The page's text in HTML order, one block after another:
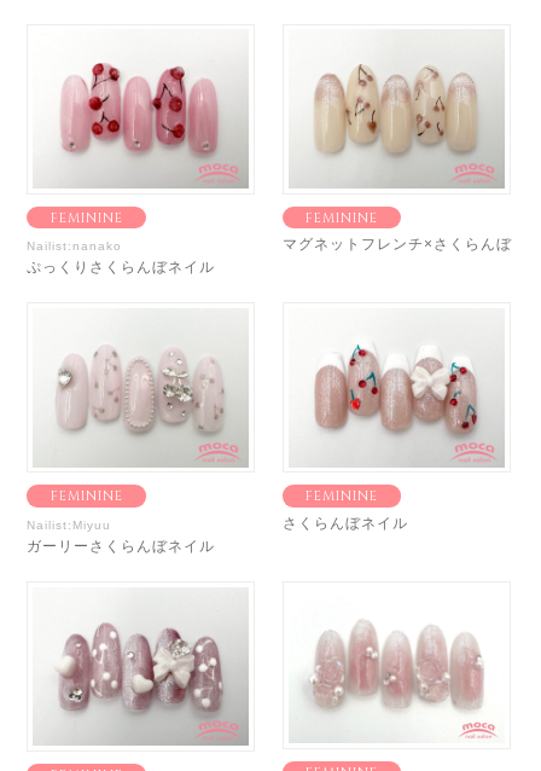
FEMININE
Nailist:nanako
ぷっくりさくらんぼネイル
FEMININE
マグネットフレンチ×さくらんぼ
FEMININE
Nailist:Miyuu
ガーリーさくらんぼネイル
FEMININE
さくらんぼネイル